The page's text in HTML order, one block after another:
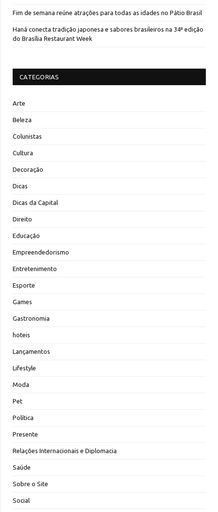
Fim de semana reúne atrações para todas as idades no Pátio Brasil
Haná conecta tradição japonesa e sabores brasileiros na 34ª edição
do Brasília Restaurant Week
CATEGORIAS
Arte
Beleza
Colunistas
Cultura
Decoração
Dicas
Dicas da Capital
Direito
Educação
Empreendedorismo
Entretenimento
Esporte
Games
Gastronomia
hoteis
Lançamentos
Lifestyle
Moda
Pet
Política
Presente
Relações Internacionais e Diplomacia
Saúde
Sobre o Site
Social